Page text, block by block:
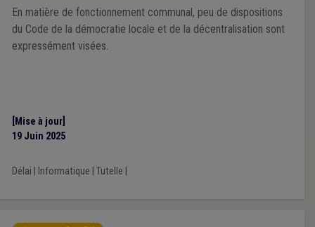
En matière de fonctionnement communal, peu de dispositions
du Code de la démocratie locale et de la décentralisation sont
expressément visées.
[Mise à jour]
19 Juin 2025
Délai Informatique Tutelle